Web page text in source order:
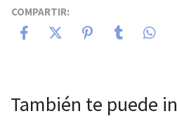
COMPARTIR:
También te puede